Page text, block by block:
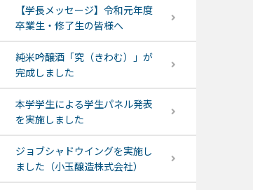
【学長メッセージ】令和元年度
卒業生・修了生の皆様へ
純米吟醸酒「究（きわむ）」が
完成しました
本学学生による学生パネル発表
を実施しました
ジョブシャドウイングを実施し
ました（小玉醸造株式会社）